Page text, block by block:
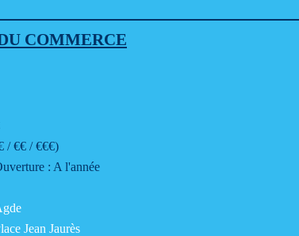
COMMERCE
/ €€ / €€€)
: A l'année
Jean Jaurès